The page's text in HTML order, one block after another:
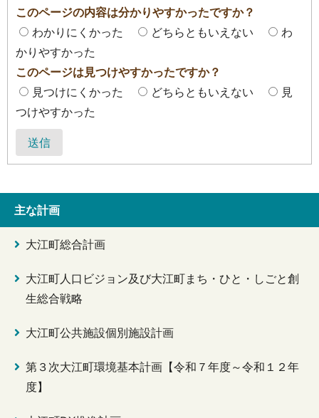
このページの内容は分かりやすかったですか？
わかりにくかった
どちらともいえない
わ
かりやすかった
このページは見つけやすかったですか？
見つけにくかった
どちらともいえない
見
つけやすかった
送信
主な計画
大江町総合計画
大江町人口ビジョン及び大江町まち・ひと・しごと創
生総合戦略
大江町公共施設個別施設計画
第３次大江町環境基本計画【令和７年度～令和１２年
度】